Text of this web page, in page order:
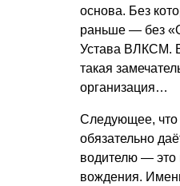
основа. Без
раньше — без
Устава ВЛКСМ.
такая
организация…
Следующее, что
обязательно
водителю — это
вождения.